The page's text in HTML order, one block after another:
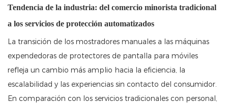
Tendencia de la industria: del comercio minorista tradicional
a los servicios de protección automatizados
La transición de los mostradores manuales a las máquinas
expendedoras de protectores de pantalla para móviles
refleja un cambio más amplio hacia la eficiencia, la
escalabilidad y las experiencias sin contacto del consumidor.
En comparación con los servicios tradicionales con personal,